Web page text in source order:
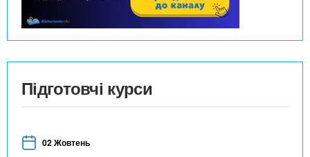
Підготовчі курси
02 Жовтень